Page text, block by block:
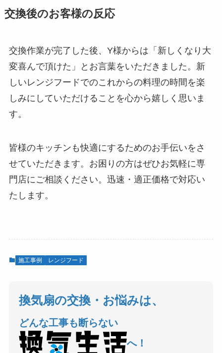
交換後のお客様の反応
交換作業が完了した後、Y様からは「新しくなり大
変喜んで頂けた」とお言葉をいただきました。新
しいレンジフードでのこれからの料理の時間を楽
しみにしていただけることを心から嬉しく思いま
す。
皆様のキッチンも快適にするためのお手伝いをさ
せていただきます。お困りの方はぜひお気軽に専
門店にご相談ください。迅速・適正価格で対応い
たします。
施工事例 レンジフード
換気扇の交換・お悩みは、
どんな工事も断らない
へ！